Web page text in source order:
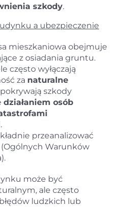
szkody.
a ubezpieczenie
mieszkaniowa obejmuje
z osiadania gruntu.
często wyłączają
za naturalne
pokrywają szkody
działaniem osób
.
przeanalizować
Warunków
może być
ale często
ludzkich lub